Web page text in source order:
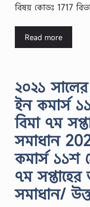
বিষয় কোডঃ 1717
Read more
২০২১
ইন কমার্স
বিমা ৭ম
সমাধান
কমার্স ১১শ
৭ম সপ্তাহের
সমাধান/